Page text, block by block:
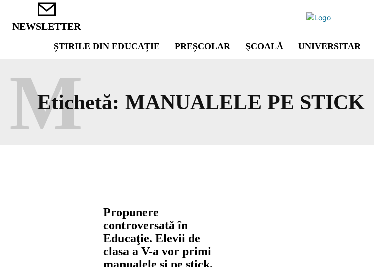
NEWSLETTER
ȘTIRILE DIN EDUCAȚIE PREȘCOLAR ŞCOALĂ UNIVERSITAR
Etichetă: MANUALELE PE STICK
M
Propunere
controversată în
Educaţie. Elevii de
clasa a V-a vor primi